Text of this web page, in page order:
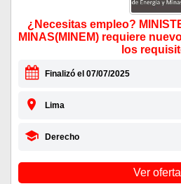
¿Necesitas empleo?
MINAS(MINEM) requiere
los
Finalizó el 07/07/2025
Lima
Derecho
Ver oferta